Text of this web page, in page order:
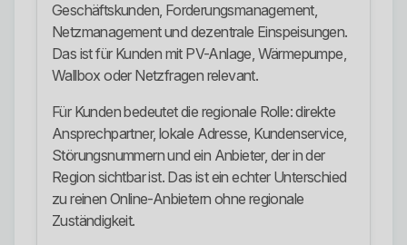
Geschäftskunden, Forderungsmanagement,
Netzmanagement und dezentrale Einspeisungen.
Das ist für Kunden mit PV-Anlage, Wärmepumpe,
Wallbox oder Netzfragen relevant.
Für Kunden bedeutet die regionale Rolle: direkte
Ansprechpartner, lokale Adresse, Kundenservice,
Störungsnummern und ein Anbieter, der in der
Region sichtbar ist. Das ist ein echter Unterschied
zu reinen Online-Anbietern ohne regionale
Zuständigkeit.